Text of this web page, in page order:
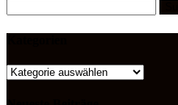
nach:
Kategorien